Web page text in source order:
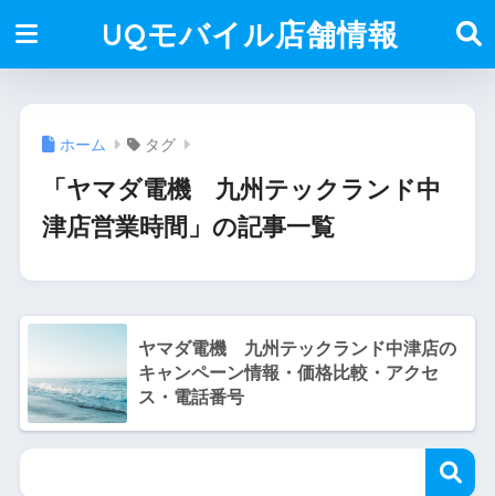
UQモバイル店舗情報
ホーム タグ
「ヤマダ電機 九州テックランド中
津店営業時間」の記事一覧
ヤマダ電機 九州テックランド中津店の
キャンペーン情報・価格比較・アクセ
ス・電話番号